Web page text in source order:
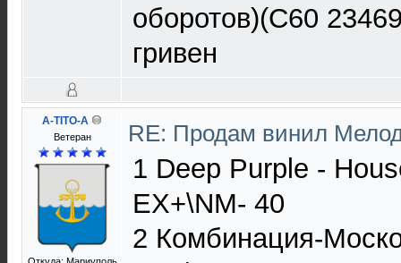
оборотов)(С60
гривен
A-TITO-A
Ветеран RE: Продам винил
1 Deep Purple -
EX+\NM- 40
2 Комбинация-